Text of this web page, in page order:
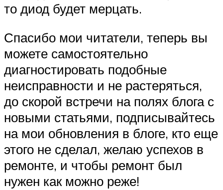
то диод будет мерцать.
Спасибо мои читатели, теперь вы
можете самостоятельно
диагностировать подобные
неисправности и не растеряться,
до скорой встречи на полях блога с
новыми статьями, подписывайтесь
на мои обновления в блоге, кто еще
этого не сделал, желаю успехов в
ремонте, и чтобы ремонт был
нужен как можно реже!